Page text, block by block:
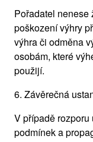
Pořadatel nenese
poškození výhry
výhra či odměna
osobám, které
použijí.
6. Závěrečná
V případě
podmínek a